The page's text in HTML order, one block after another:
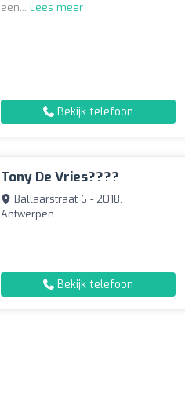
een...Lees meer
Bekijk telefoon
Tony De Vries????
Ballaarstraat 6 - 2018,
Antwerpen
Bekijk telefoon